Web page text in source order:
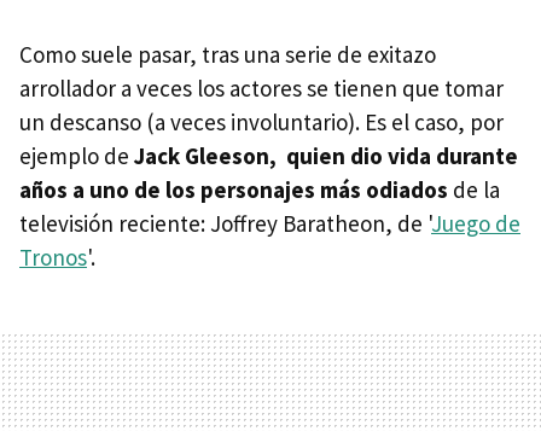
Como suele pasar, tras una serie de exitazo
arrollador a veces los actores se tienen que tomar
un descanso (a veces involuntario). Es el caso, por
ejemplo de Jack Gleeson, quien dio vida durante
años a uno de los personajes más odiados de la
televisión reciente: Joffrey Baratheon, de 'Juego de
Tronos'.